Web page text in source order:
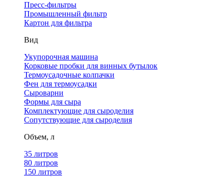
Пресс-фильтры
Промышленный фильтр
Картон для фильтра
Вид
Укупорочная машина
Корковые пробки для винных бутылок
Термоусадочные колпачки
Фен для термоусадки
Сыроварни
Формы для сыра
Комплектующие для сыроделия
Сопутствующие для сыроделия
Объем, л
35 литров
80 литров
150 литров